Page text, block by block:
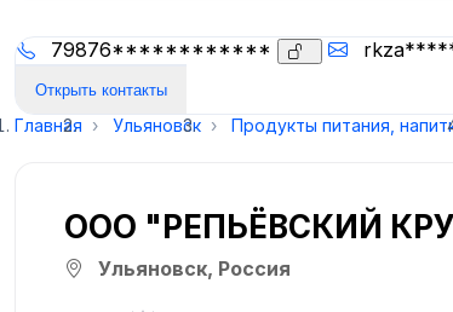
79876************
Открыть контакты
Главная Ульяновск Продукты питания,
ООО "РЕПЬЁВСКИЙ
Ульяновск, Россия